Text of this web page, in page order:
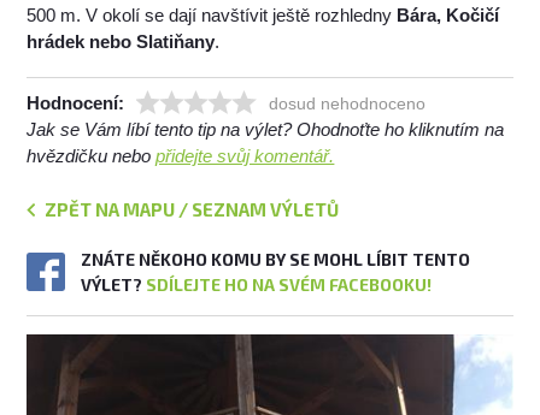
500 m. V okolí se dají navštívit ještě rozhledny Bára, Kočičí
hrádek nebo Slatiňany.
Hodnocení: dosud nehodnoceno
Jak se Vám líbí tento tip na výlet? Ohodnoťte ho kliknutím na
hvězdičku nebopřidejte svůj komentář.
ZPĚT NA MAPU / SEZNAM VÝLETŮ
ZNÁTE NĚKOHO KOMU BY SE MOHL LÍBIT TENTO
VÝLET? SDÍLEJTE HO NA SVÉM FACEBOOKU!